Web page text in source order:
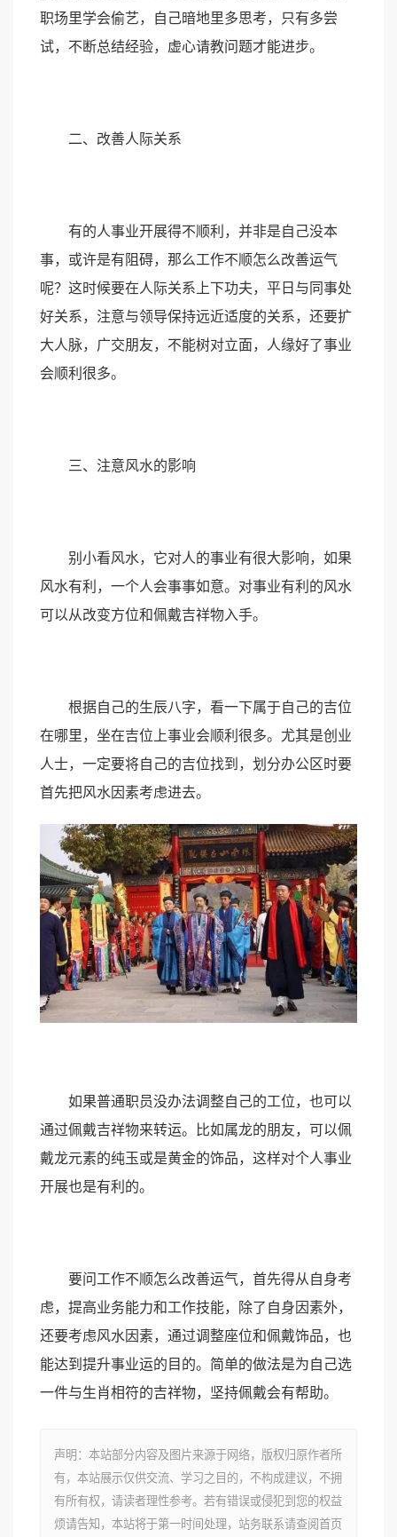
职场里学会偷艺，自己暗地里多思考，只有多尝
试，不断总结经验，虚心请教问题才能进步。
二、改善人际关系
有的人事业开展得不顺利，并非是自己没本
事，或许是有阻碍，那么工作不顺怎么改善运气
呢？这时候要在人际关系上下功夫，平日与同事处
好关系，注意与领导保持远近适度的关系，还要扩
大人脉，广交朋友，不能树对立面，人缘好了事业
会顺利很多。
三、注意风水的影响
别小看风水，它对人的事业有很大影响，如果
风水有利，一个人会事事如意。对事业有利的风水
可以从改变方位和佩戴吉祥物入手。
根据自己的生辰八字，看一下属于自己的吉位
在哪里，坐在吉位上事业会顺利很多。尤其是创业
人士，一定要将自己的吉位找到，划分办公区时要
首先把风水因素考虑进去。
如果普通职员没办法调整自己的工位，也可以
通过佩戴吉祥物来转运。比如属龙的朋友，可以佩
戴龙元素的纯玉或是黄金的饰品，这样对个人事业
开展也是有利的。
要问工作不顺怎么改善运气，首先得从自身考
虑，提高业务能力和工作技能，除了自身因素外，
还要考虑风水因素，通过调整座位和佩戴饰品，也
能达到提升事业运的目的。简单的做法是为自己选
一件与生肖相符的吉祥物，坚持佩戴会有帮助。
声明：本站部分内容及图片来源于网络，版权归原作者所
有，本站展示仅供交流、学习之目的，不构成建议，不拥
有所有权，请读者理性参考。若有错误或侵犯到您的权益
烦请告知，本站将于第一时间处理，站务联系请查阅首页